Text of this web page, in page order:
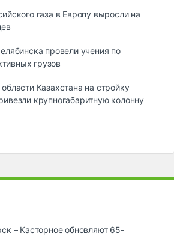
газа в Европу выросли на
провели учения по
грузов
Казахстана на стройку
крупногабаритную колонну
– Касторное обновляют 65-